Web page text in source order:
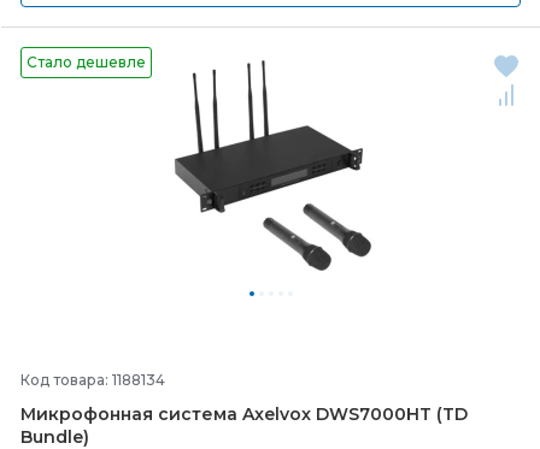
Стало дешевле
Код товара: 1188134
Микрофонная система Axelvox DWS7000HT (TD
Bundle)